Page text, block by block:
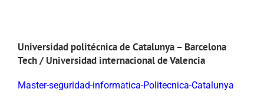
Universidad politécnica de Catalunya – Barcelona
Tech / Universidad internacional de Valencia
Master-seguridad-informatica-Politecnica-Catalunya